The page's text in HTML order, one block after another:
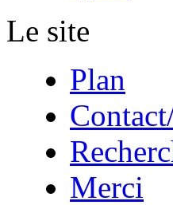
Le site
Plan
Merci